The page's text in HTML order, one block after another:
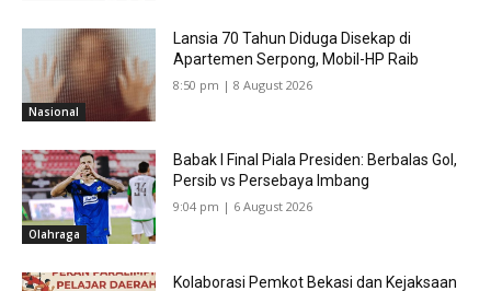
Nasional
Lansia 70 Tahun Diduga Disekap di
Apartemen Serpong, Mobil-HP Raib
8:50 pm | 8 August 2026
Olahraga
Babak I Final Piala Presiden: Berbalas Gol,
Persib vs Persebaya Imbang
9:04 pm | 6 August 2026
Kolaborasi Pemkot Bekasi dan Kejaksaan